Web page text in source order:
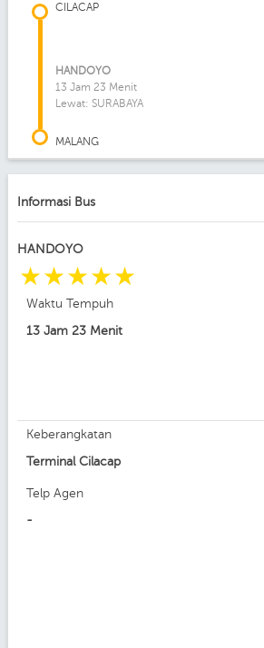
CILACAP
HANDOYO
13 Jam 23 Menit
Lewat: SURABAYA
MALANG
Informasi Bus
HANDOYO
☆
☆
☆
☆
☆
Waktu Tempuh
13 Jam 23 Menit
Keberangkatan
Terminal Cilacap
Telp Agen
-